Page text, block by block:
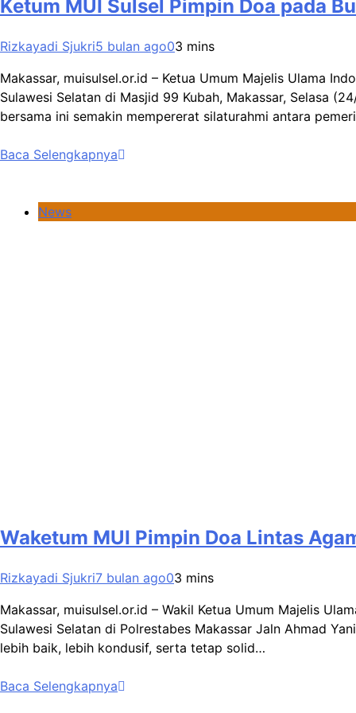
Ketum MUI Sulsel Pimpin Doa pada
Rizkayadi Sjukri5 bulan ago03 mins
Makassar, muisulsel.or.id – Ketua Umum Majelis Ulama
Sulawesi Selatan di Masjid 99 Kubah, Makassar, Selasa
bersama ini semakin mempererat silaturahmi antara
Baca Selengkapnya
News
Waketum MUI Pimpin Doa Lintas
Rizkayadi Sjukri7 bulan ago03 mins
Makassar, muisulsel.or.id – Wakil Ketua Umum Majelis
Sulawesi Selatan di Polrestabes Makassar Jaln Ahmad
lebih baik, lebih kondusif, serta tetap solid…
Baca Selengkapnya